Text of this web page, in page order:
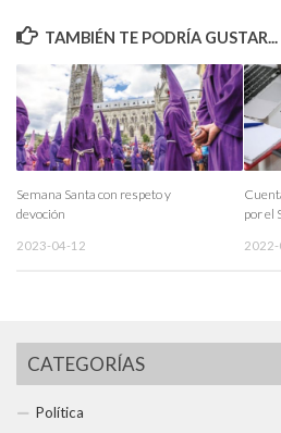
TAMBIÉN TE PODRÍA GUSTAR...
Semana Santa con respeto y
devoción
2023-04-12
por el
CATEGORÍAS
Política